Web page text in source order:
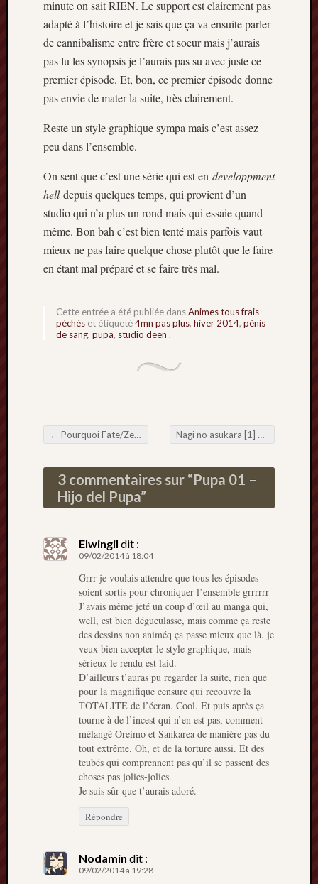
minute on sait RIEN. Le support est clairement pas
adapté à l’histoire et je sais que ça va ensuite parler
de cannibalisme entre frère et soeur mais j’aurais
pas lu les synopsis je l’aurais pas su avec juste ce
premier épisode. Et, bon, ce premier épisode donne
pas envie de mater la suite, très clairement.
Reste un style graphique sympa mais c’est assez
peu dans l’ensemble.
On sent que c’est une série qui est en developpment
helldepuis quelques temps, qui provient d’un
studio qui n’a plus un rond mais qui essaie quand
même. Bon bah c’est bien tenté mais parfois vaut
mieux ne pas faire quelque chose plutôt que le faire
en étant mal préparé et se faire très mal.
Cette entrée a été publiée dansAnimes tous frais
péchés et étiqueté4mn pas plus, hiver 2014, pénis
de sang, pupa, studio deen .
Navigation de l'article
← Pourquoi Fate/Zero c’est cool : Episode 1 : Mon épisode pilote favori. Nagi no asukara [1] – La mer, ça mouille.
3 commentaires sur “Pupa 01 –
Hijo del Pupa”
Elwingil dit :
09/02/2014 à 18:04
Grrr je voulais attendre que tous les épisodes
soient sortis pour chroniquer l’ensemble grrrrrr
J’avais même jeté un coup d’œil au manga qui,
well, est bien dégueulasse, mais comme ça reste
des dessins non animéq ça passe mieux que là. je
veux bien accepter le style graphique, mais
sérieux le rendu est laid.
D’ailleurs t’auras pu regarder la suite, rien que
pour la magnifique censure qui recouvre la
TOTALITE de l’écran. Cool. Et puis après ça
tourne à de l’incest qui n’en est pas, comment
mélangé Oreimo et Sankarea de manière pas du
tout extrême. Oh, et de la torture aussi. Et des
teubés qui comprennent pas qu’il se passent des
choses pas jolies-jolies.
Je suis sûr que t’aurais adoré.
Répondre
Nodamin dit :
09/02/2014 à 19:28